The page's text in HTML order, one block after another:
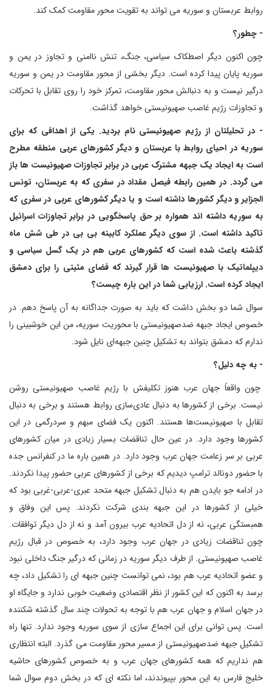
روابط عربستان و سوریه می تواند به تقویت محور مقاومت کمک کند.
- چطور؟
چون اکنون دیگر اصطکاک سیاسی، جنگ، تنش ناامنی و تجاوز در یمن و
سوریه پایان پیدا کرده است. دیگر بخشی از محور مقاومت در یمن و سوریه
درگیر نیست و به دنبالش محور مقاومت، تمرکز خود را روی تقابل با تحرکات
و تجاوزات رژیم غاصب صهیونیستی خواهد گذاشت.
- در تحلیلتان از رژیم صهیونیستی نام بردید. یکی از اهدافی که برای
سوریه در احیای روابط با عربستان و دیگر کشورهای عربی منطقه مطرح
است به ایجاد یک جبهه مشترک عربی در برابر تجاوزات صهیونیست ها باز
می گردد. در همین رابطه فیصل مقداد در سفری که به عربستان، تونس
الجزایر و دیگر کشورها داشته است و یا دیگر کشورهای عربی در سفری که
به سوریه داشته اند همواره بر حق پاسخگویی در برابر تجاوزات اسرائیل
تاکید داشته است. از سوی دیگر عملکرد کابینه بی بی در طی شش ماه
گذشته باعث شده است که کشورهای عربی هم در یک گسل سیاسی و
دیپلماتیک با صهیونیست ها قرار گیرند که فضای مثبتی را برای دمشق
ایجاد کرده است. ارزیابی شما در این باره چیست؟
سوال شما دو بخش داشت که باید به صورت جداگانه به آن پاسخ دهم. در
خصوص ایجاد جبهه ضدصهیونیستی با محوریت سوریه، من این خوشبینی را
ندارم که دمشق بتواند به تشکیل چنین جبهه‌ای نایل شود.
- به چه دلیل؟
چون واقعاً جهان عرب هنوز تکلیفش با رژیم غاصب صهیونیستی روشن
نیست. برخی از کشورها به دنبال عادی‌سازی روابط هستند و برخی به دنبال
تقابل با صهیونیست‌ها هستند. اکنون یک فضای مبهم و سردرگمی در این
کشورها وجود دارد. در عین حال تناقضات بسیار زیادی در میان کشورهای
عربی بر سر زعامت جهان عرب وجود دارد. در همین باره ما در کنفرانس جده
با حضور دونالد ترامپ دیدیم که برخی از کشورهای عربی حضور پیدا نکردند.
در ادامه جو بایدن هم به دنبال تشکیل جبهه متحد عبری-عربی-غربی بود که
خیلی از کشورها در این جبهه بندی شرکت نکردند. پس این وفاق و
همبستگی عربی، نه از دل اتحادیه عرب بیرون آمد و نه از دل دیگر توافقات.
چون تناقضات زیادی در جهان عرب وجود دارد، به خصوص در قبال رژیم
غاصب صهیونیستی. از طرف دیگر سوریه در زمانی که درگیر جنگ داخلی نبود
و عضو اتحادیه عرب هم بود، نمی توانست چنین جبهه ای را تشکیل داد، چه
برسد به اکنون که این کشور از نظر اقتصادی وضعیت خوبی ندارد و جایگاه او
در جهان اسلام و جهان عرب هم با توجه به تحولات چند سال گذشته شکننده
است. پس توانی برای این اجماع سازی از سوی سوریه وجود ندارد. تنها راه
تشکیل جبهه ضدصهیونیستی از مسیر محور مقاومت می گذرد. البته انتظاری
هم نداریم که همه کشورهای جهان عرب و به خصوص کشورهای حاشیه
خلیج فارس به این محور بپیوندند، اما نکته ای که در بخش دوم سوال شما